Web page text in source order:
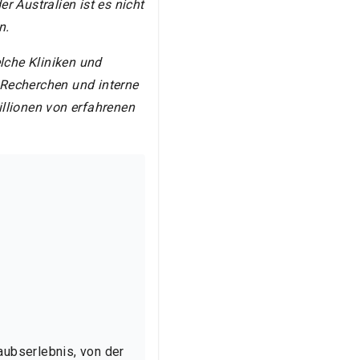
Australien ist es nicht
Kliniken und
und interne
von erfahrenen
von der